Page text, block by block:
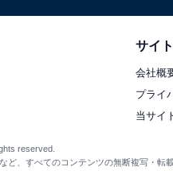
サイ
会社概
プライ
当サイ
reserved.
ど、すべてのコンテンツの無断複写・転